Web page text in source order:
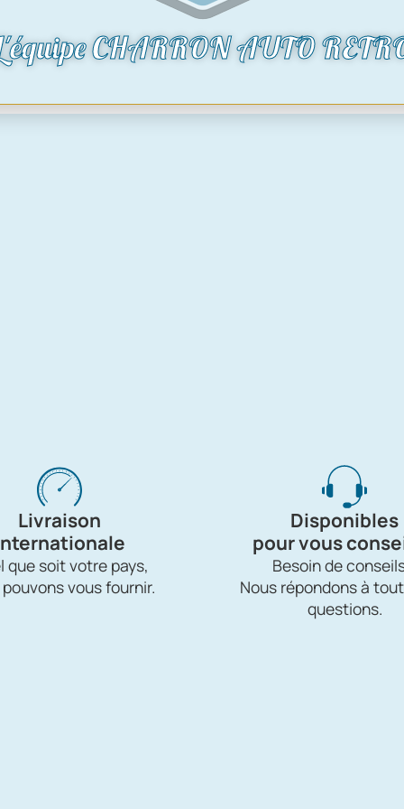
Livraison
que soit votre pays,
vous fournir.
Disponibles
pour vous
Besoin de
Nous répondons à
questions.
CHARRON AUTO